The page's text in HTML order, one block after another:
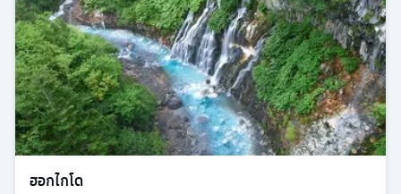
ฮอกไกโด